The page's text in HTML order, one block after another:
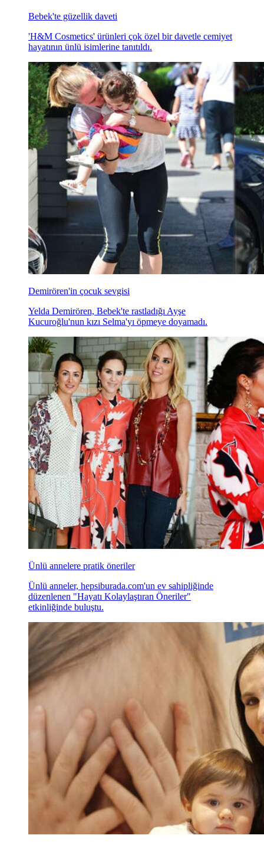
Bebek'te güzellik daveti
'H&M Cosmetics' ürünleri çok özel bir davetle cemiyet
hayatının ünlü isimlerine tanıtıldı.
Demirören'in çocuk sevgisi
Yelda Demirören, Bebek'te rastladığı Ayşe
Kucuroğlu'nun kızı Selma'yı öpmeye doyamadı.
Ünlü annelere pratik öneriler
Ünlü anneler, hepsiburada.com'un ev sahipliğinde
düzenlenen "Hayatı Kolaylaştıran Öneriler"
etkinliğinde buluştu.